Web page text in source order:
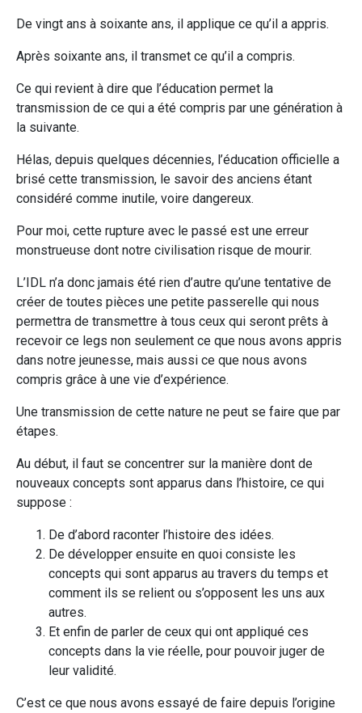
De vingt ans à soixante ans, il applique ce qu’il a appris.
Après soixante ans, il transmet ce qu’il a compris.
Ce qui revient à dire que l’éducation permet la
transmission de ce qui a été compris par une génération à
la suivante.
Hélas, depuis quelques décennies, l’éducation officielle a
brisé cette transmission, le savoir des anciens étant
considéré comme inutile, voire dangereux.
Pour moi, cette rupture avec le passé est une erreur
monstrueuse dont notre civilisation risque de mourir.
L’IDL n’a donc jamais été rien d’autre qu’une tentative de
créer de toutes pièces une petite passerelle qui nous
permettra de transmettre à tous ceux qui seront prêts à
recevoir ce legs non seulement ce que nous avons appris
dans notre jeunesse, mais aussi ce que nous avons
compris grâce à une vie d’expérience.
Une transmission de cette nature ne peut se faire que par
étapes.
Au début, il faut se concentrer sur la manière dont de
nouveaux concepts sont apparus dans l’histoire, ce qui
suppose :
De d’abord raconter l’histoire des idées.
De développer ensuite en quoi consiste les
concepts qui sont apparus au travers du temps et
comment ils se relient ou s’opposent les uns aux
autres.
Et enfin de parler de ceux qui ont appliqué ces
concepts dans la vie réelle, pour pouvoir juger de
leur validité.
C’est ce que nous avons essayé de faire depuis l’origine